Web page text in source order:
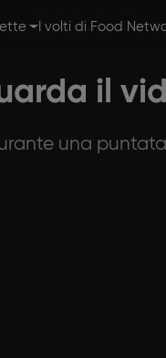
I volti di Food
il
una